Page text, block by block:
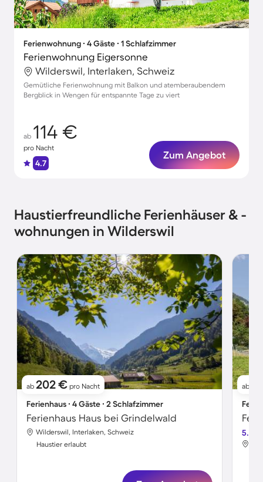
Ferienwohnung ∙ 4 Gäste ∙ 1 Schlafzimmer
Ferienwohnung Eigersonne
Wilderswil, Interlaken, Schweiz
Gemütliche Ferienwohnung mit Balkon und atemberaubendem
Bergblick in Wengen für entspannte Tage zu viert
ab 114 €
pro Nacht
4.7
Zum Angebot
Haustierfreundliche Ferienhäuser & -
wohnungen in Wilderswil
ab 202 € pro Nacht
Ferienhaus ∙ 4 Gäste ∙ 2 Schlafzimmer
Ferienhaus Haus bei Grindelwald
Wilderswil, Interlaken, Schweiz
Haustier erlaubt
ab
5.0